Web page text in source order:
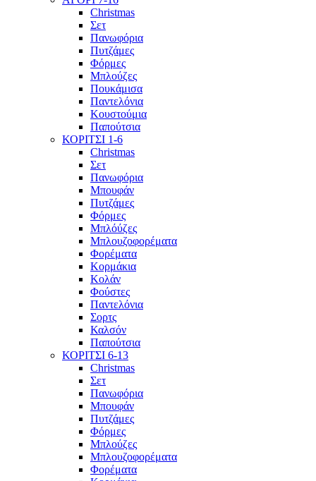
Christmas
Σετ
Πανωφόρια
Πυτζάμες
Φόρμες
Μπλούζες
Πουκάμισα
Παντελόνια
Κουστούμια
Παπούτσια
ΚΟΡΙΤΣΙ 1-6
Christmas
Σετ
Πανωφόρια
Μπουφάν
Πυτζάμες
Φόρμες
Μπλόύζες
Μπλουζοφορέματα
Φορέματα
Κορμάκια
Κολάν
Φούστες
Παντελόνια
Σορτς
Καλσόν
Παπούτσια
ΚΟΡΙΤΣΙ 6-13
Christmas
Σετ
Πανωφόρια
Μπουφάν
Πυτζάμες
Φόρμες
Μπλούζες
Μπλουζοφορέματα
Φορέματα